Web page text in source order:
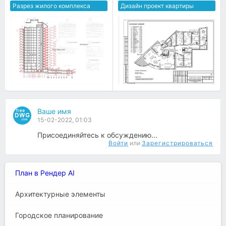
Разрез жилого комплекса Дизайн проект квартиры
Ваше имя
15-02-2022, 01:03
Присоединяйтесь к обсуждению...
Войти или Зарегистрироваться
План в Рендер AI
Архитектурные элементы
Городское планирование